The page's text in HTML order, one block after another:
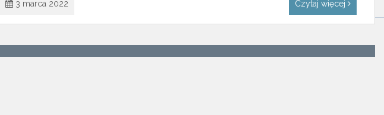
3 marca 2022 Czytaj więcej